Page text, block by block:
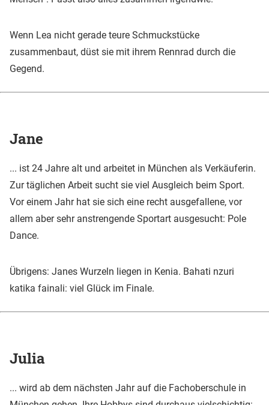
Wenn Lea nicht gerade teure Schmuckstücke
zusammenbaut, düst sie mit ihrem Rennrad durch die
Gegend.
Jane
... ist 24 Jahre alt und arbeitet in München als Verkäuferin.
Zur täglichen Arbeit sucht sie viel Ausgleich beim Sport.
Vor einem Jahr hat sie sich eine recht ausgefallene, vor
allem aber sehr anstrengende Sportart ausgesucht: Pole
Dance.
Übrigens: Janes Wurzeln liegen in Kenia. Bahati nzuri
katika fainali: viel Glück im Finale.
Julia
... wird ab dem nächsten Jahr auf die Fachoberschule in